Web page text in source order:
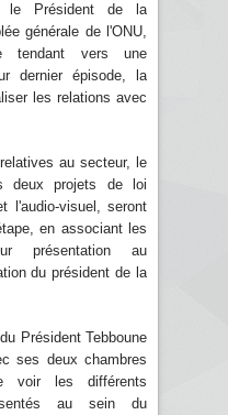
le Président de la
générale de l'ONU,
tendant vers une
dernier épisode, la
les relations avec
au secteur, le
deux projets de loi
l'audio-visuel, seront
en associant les
présentation au
du président de la
Président Tebboune
ses deux chambres
voir les différents
au sein du